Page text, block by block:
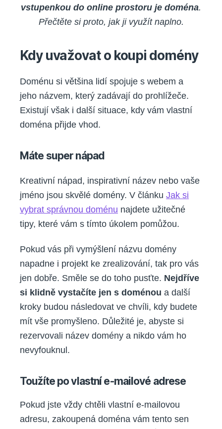
vstupenkou do online prostoru je doména.
Přečtěte si proto, jak ji využít naplno.
Kdy uvažovat o koupi domény
Doménu si většina lidí spojuje s webem a
jeho názvem, který zadávají do prohlížeče.
Existují však i další situace, kdy vám vlastní
doména přijde vhod.
Máte super nápad
Kreativní nápad, inspirativní název nebo vaše
jméno jsou skvělé domény. V článku Jak si
vybrat správnou doménu najdete užitečné
tipy, které vám s tímto úkolem pomůžou.
Pokud vás při vymýšlení názvu domény
napadne i projekt ke zrealizování, tak pro vás
jen dobře. Směle se do toho pusťte. Nejdříve
si klidně vystačíte jen s doménou a další
kroky budou následovat ve chvíli, kdy budete
mít vše promyšleno. Důležité je, abyste si
rezervovali název domény a nikdo vám ho
nevyfouknul.
Toužíte po vlastní e-mailové adrese
Pokud jste vždy chtěli vlastní e-mailovou
adresu, zakoupená doména vám tento sen